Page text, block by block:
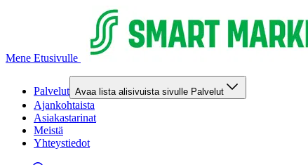
Mene Etusivulle
Palvelut Avaa lista alisivuista sivulle Palvelut
Ajankohtaista
Asiakastarinat
Meistä
Yhteystiedot